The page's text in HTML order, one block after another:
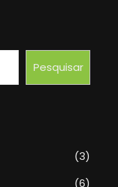
Pesquisar
(3)
(6)